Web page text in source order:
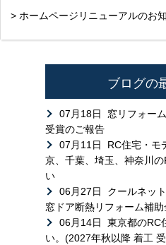
> ホームページリニューアルのお
ブログの
07月18日
窓リフォー
受賞のご報告
07月11日
RC住宅・
京、千葉、埼玉、神奈川
い
06月27日
クールネッ
窓ドア断熱リフォーム補
06月14日
東京都のRC
い。(2027年秋以降 着工